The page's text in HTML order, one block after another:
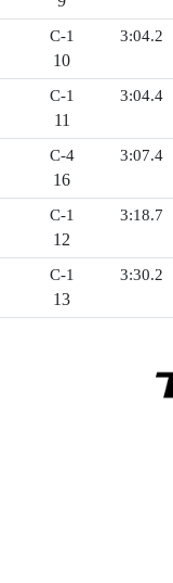
C-1
10
3:04.2
C-1
11
3:04.4
C-4
16
3:07.4
C-1
12
3:18.7
C-1
13
3:30.2